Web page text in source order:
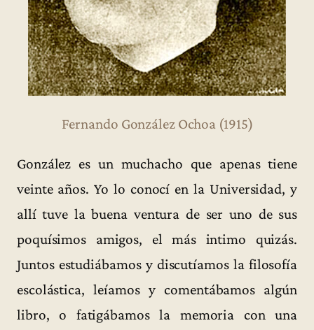
Fernando González Ochoa (1915)
González es un muchacho que apenas tiene
veinte años. Yo lo conocí en la Universidad, y
allí tuve la buena ventura de ser uno de sus
poquísimos amigos, el más intimo quizás.
Juntos estudiábamos y discutíamos la filosofía
escolástica, leíamos y comentábamos algún
libro, o fatigábamos la memoria con una